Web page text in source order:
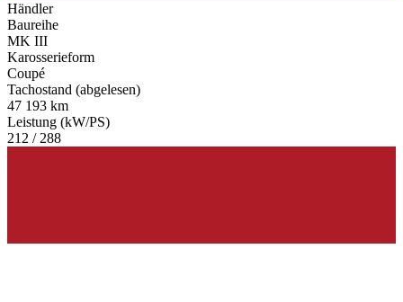
Händler
Baureihe
MK III
Karosserieform
Coupé
Tachostand (abgelesen)
47 193 km
Leistung (kW/PS)
212 / 288